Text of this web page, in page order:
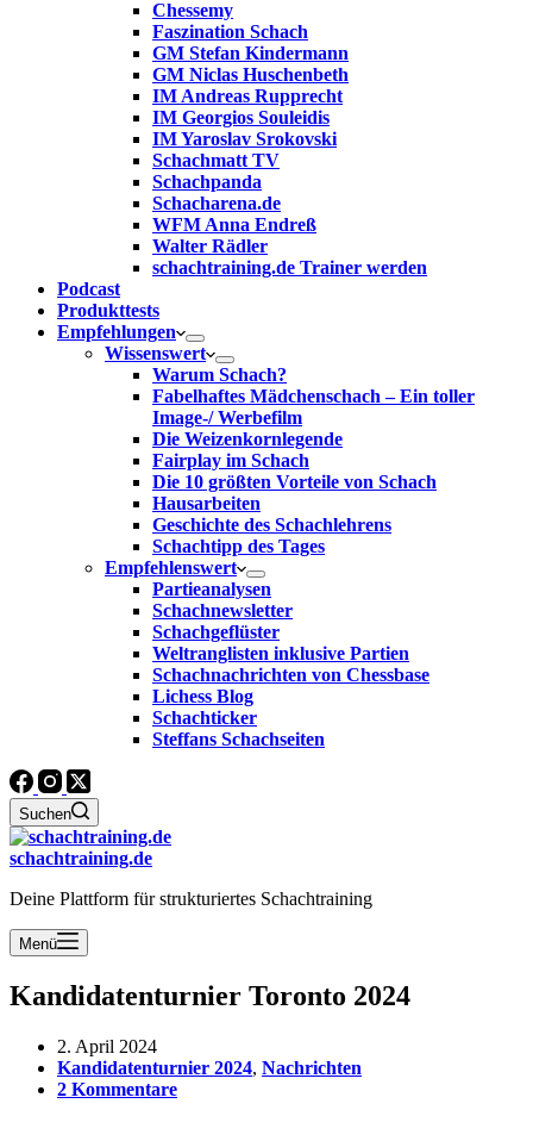
Chessemy
Faszination Schach
GM Stefan Kindermann
GM Niclas Huschenbeth
IM Andreas Rupprecht
IM Georgios Souleidis
IM Yaroslav Srokovski
Schachmatt TV
Schachpanda
Schacharena.de
WFM Anna Endreß
Walter Rädler
schachtraining.de Trainer werden
Podcast
Produkttests
Empfehlungen
Wissenswert
Warum Schach?
Fabelhaftes Mädchenschach – Ein toller
Image-/ Werbefilm
Die Weizenkornlegende
Fairplay im Schach
Die 10 größten Vorteile von Schach‎
Hausarbeiten
Geschichte des Schachlehrens
Schachtipp des Tages
Empfehlenswert
Partieanalysen
Schachnewsletter
Schachgeflüster
Weltranglisten inklusive Partien
Schachnachrichten von Chessbase
Lichess Blog
Schachticker
Steffans Schachseiten
Suchen
schachtraining.de
Deine Plattform für strukturiertes Schachtraining
Menü
Kandidatenturnier Toronto 2024
2. April 2024
Kandidatenturnier 2024, Nachrichten
2 Kommentare